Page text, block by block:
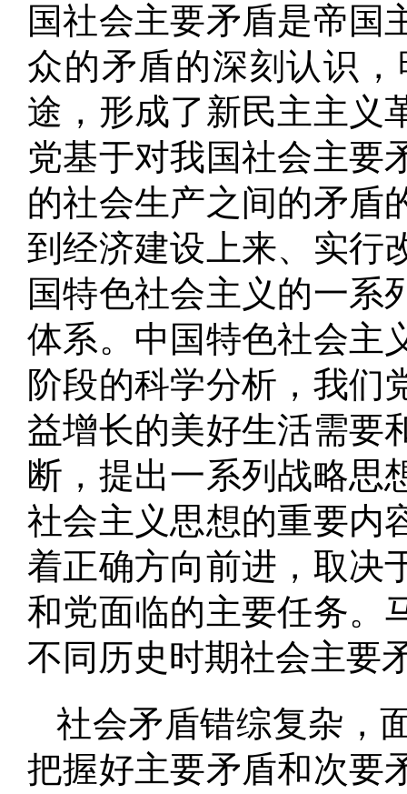
国社会主要矛盾是帝国
众的矛盾的深刻认识
途，形成了新民主主义
党基于对我国社会主要
的社会生产之间的矛盾
到经济建设上来、实行
国特色社会主义的一系
体系。 中国特色社会主
阶段的科学分析，我们
益增长的美好生活需要
断，提出一系列战略思
社会主义思想的重要内
着正确方向前进，取决
和党面临的主要任务。
不同历史时期社会主要
社会矛盾错综复杂，
把握好主要矛盾和次要